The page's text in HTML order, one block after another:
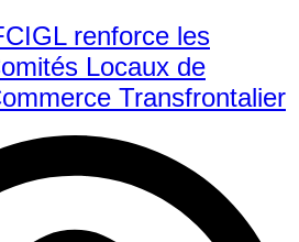
renforce les
Locaux de
Transfrontalier